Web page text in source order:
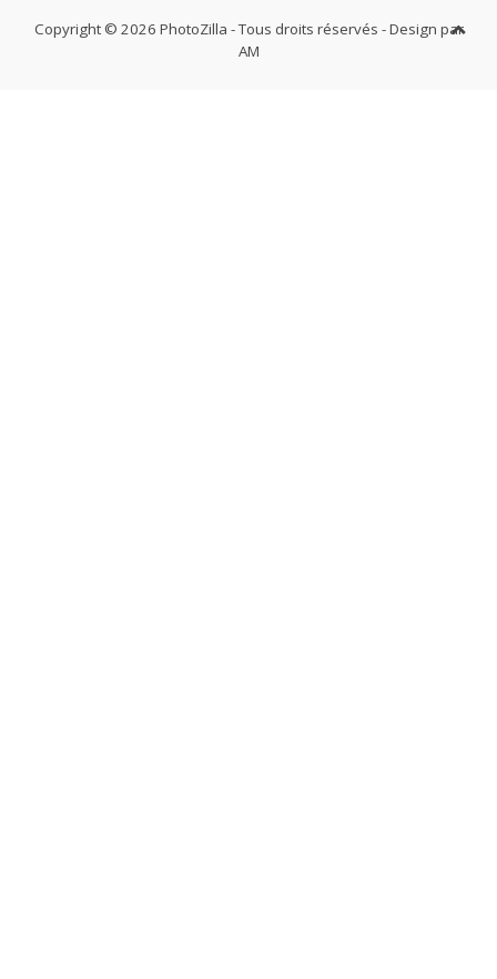
Copyright © 2026 PhotoZilla - Tous droits réservés - Design par
AM